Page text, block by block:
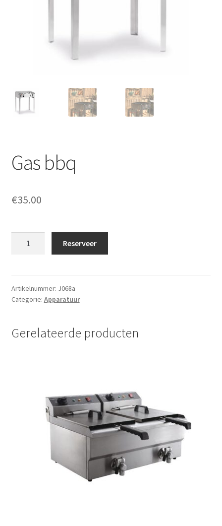
Privacybeleid
Gas bbq
€35.00
Reserveer
Artikelnummer: J068a
Categorie: Apparatuur
Gerelateerde producten